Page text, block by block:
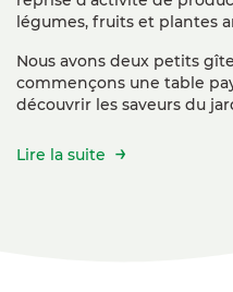
légumes, fruits et plantes
Nous avons deux petits
commençons une table
découvrir les saveurs du
Lire la suite